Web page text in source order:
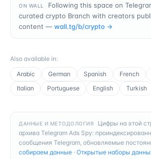
ON WALL
Following this space on
curated crypto Branch with creators
content — wall.tg/b/crypto →
Also available in:
Arabic
German Spanish French
Italian
Portuguese English Turkish
ДАННЫЕ И МЕТОДОЛОГИЯ
Цифры на этой
архива Telegram Ads Spy:
сообщения Telegram, обновляемые
собираем данные · Открытые наборы